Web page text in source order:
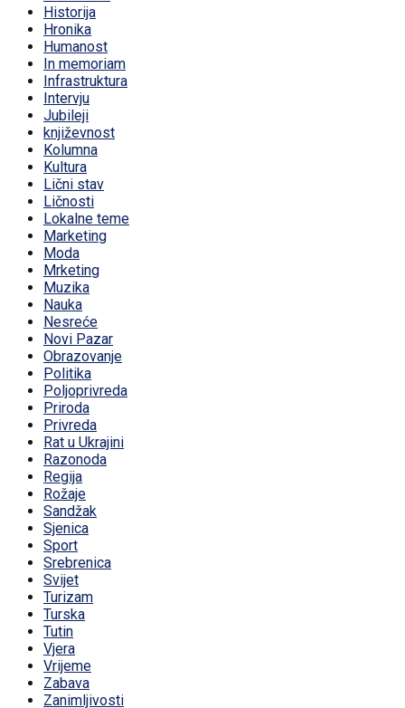
Historija
Hronika
Humanost
In memoriam
Infrastruktura
Intervju
Jubileji
književnost
Kolumna
Kultura
Lični stav
Ličnosti
Lokalne teme
Marketing
Moda
Mrketing
Muzika
Nauka
Nesreće
Novi Pazar
Obrazovanje
Politika
Poljoprivreda
Priroda
Privreda
Rat u Ukrajini
Razonoda
Regija
Rožaje
Sandžak
Sjenica
Sport
Srebrenica
Svijet
Turizam
Turska
Tutin
Vjera
Vrijeme
Zabava
Zanimljivosti